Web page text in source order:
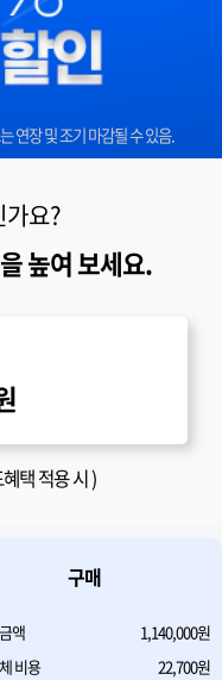
연장 및 조기 마감될 수 있음.
요?
높여 보세요.
택 적용 시 )
구매
액
1,140,000원
비용
22,700원